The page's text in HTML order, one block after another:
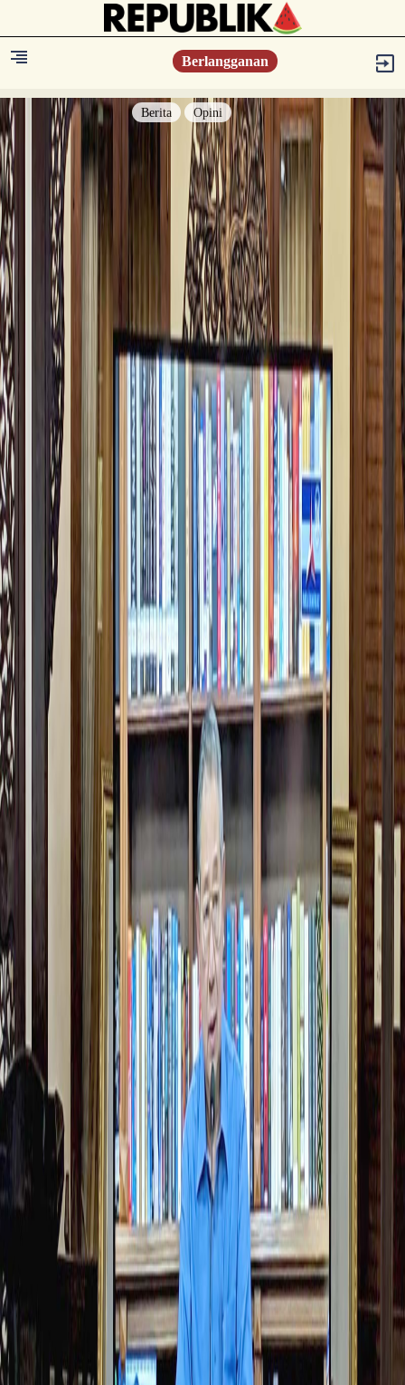
Berlangganan
Berita Opini
Berita
Islam Digest
Hikmah
Opini
Konsultasi Syariah
Resonansi
Sejarah
Lensa
Iqtishodia
Sastra
Literasi Umat